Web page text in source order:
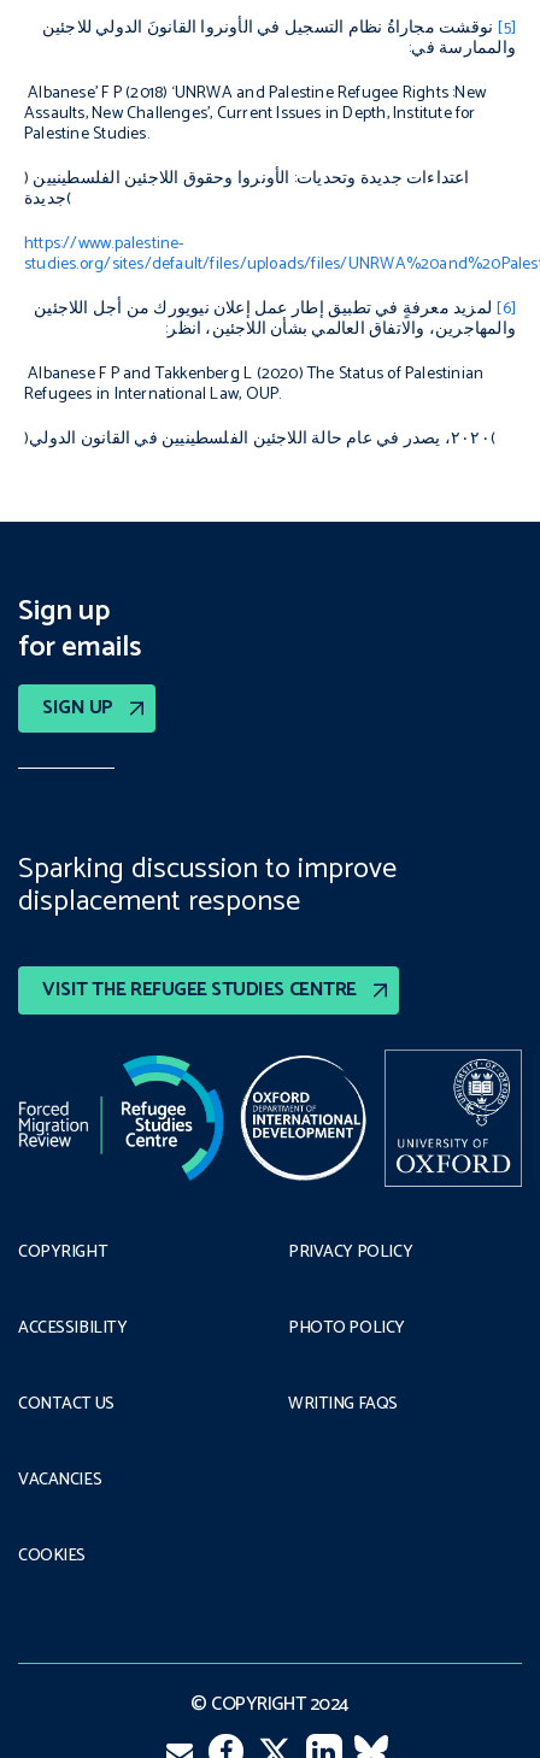
[5] نوقشت مجاراةُ نظام التسجيل في الأونروا القانونَ الدولي للاجئين
والممارسة في:
Albanese’ F P (2018) ‘UNRWA and Palestine Refugee Rights:New
Assaults, New Challenges’,Current Issues in Depth, Institute for
Palestine Studies.
( الأونروا وحقوق اللاجئين الفلسطينيين :اعتداءات جديدة وتحديات
جديدة)
https://www.palestine-
studies.org/sites/default/files/uploads/files/
[6] لمزيد معرفةٍ في تطبيق إطار عمل إعلان نيويورك من أجل اللاجئين
والمهاجرين، والاتفاق العالمي بشأن اللاجئين، انظر:
Albanese F P and Takkenberg L (2020)The Status of Palestinian
Refugees in International Law,OUP.
(حالة اللاجئين الفلسطينيين في القانون الدولي ، يصدر في عام٢٠٢٠)
Sign up
for emails
SIGN UP
VISIT THE REFUGEE STUDIES CENTRE
Sparking discussion to improve
displacement response
COPYRIGHT
ACCESSIBILITY
CONTACT US
PRIVACY POLICY
PHOTO POLICY
WRITING FAQS
VACANCIES
COOKIES
© COPYRIGHT 2024